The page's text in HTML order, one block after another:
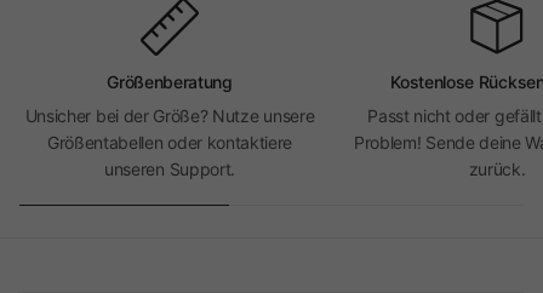
Größenberatung
Unsicher bei der Größe? Nutze unsere
Größentabellen oder kontaktiere
unseren Support.
Kostenlose
Passt nicht oder
Problem! Sende deine
zurück.